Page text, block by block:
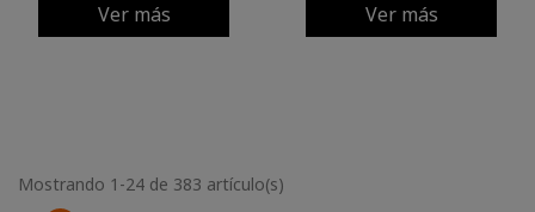
Ver más Ver más
Mostrando 1-24 de 383 artículo(s)